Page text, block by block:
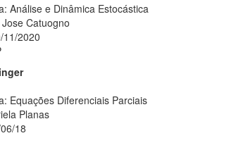
Análise e Dinâmica Estocástica
Catuogno
11/2020
Equações Diferenciais Parciais
Planas
18